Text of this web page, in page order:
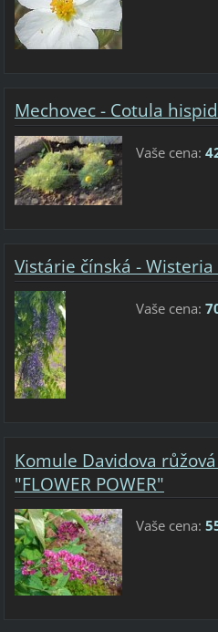
Mechovec - Cotula
Vaše cena:
Vistárie čínská - Wisteria
Vaše cena:
Komule Davidova
"FLOWER POWER"
Vaše cena: